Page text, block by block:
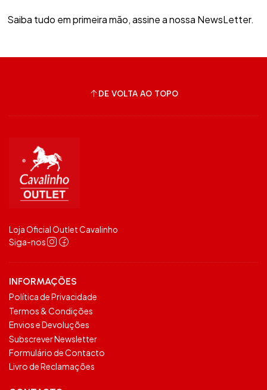
Saiba tudo em primeira mão, assine a nossa NewsLetter.
DE VOLTA AO TOPO
Loja Oficial Outlet Cavalinho
Siga-nos
INFORMAÇÕES
Política de Privacidade
Termos & Condições
Envios e Devoluções
Subscrever Newsletter
Formulário de Contacto
Livro de Reclamações